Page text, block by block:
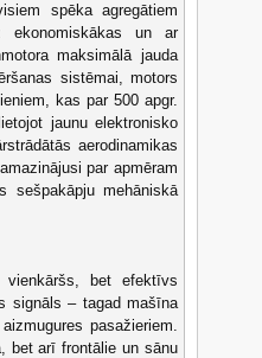
spēka agregātiem
ekonomiskākas un ar
maksimālā jauda
sistēmai, motors
kas par 500 apgr.
jaunu elektronisko
aerodinamikas
par apmēram
sešpakāpju mehāniskā
vienkāršs, bet efektīvs
signāls – tagad mašīna
pasažieriem.
bet arī frontālie un sānu